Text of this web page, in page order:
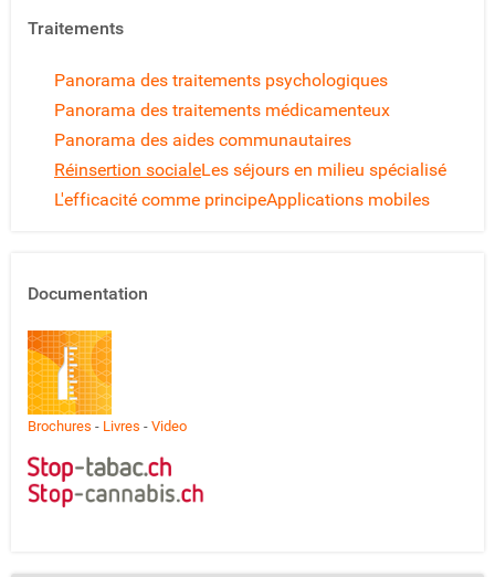
Traitements
Panorama des traitements psychologiques
Panorama des traitements médicamenteux
Panorama des aides communautaires
Réinsertion socialeLes séjours en milieu spécialisé
L'efficacité comme principeApplications mobiles
Documentation
Brochures - Livres - Video